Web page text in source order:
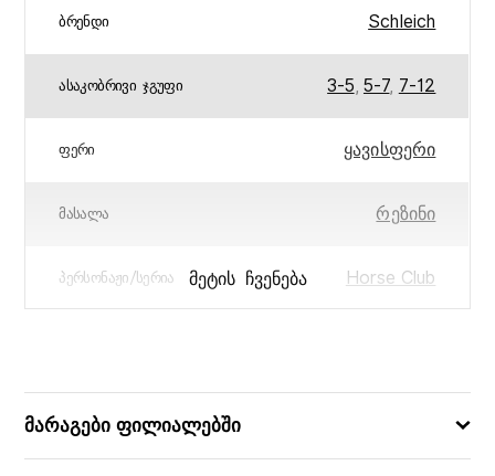
ᲑᲠᲔᲜᲓᲘ Schleich
ᲐᲡᲐᲙᲝᲑᲠᲘᲕᲘ ᲯᲒᲣᲤᲘ 3-5, 5-7, 7-12
ᲤᲔᲠᲘ ყავისფერი
ᲛᲐᲡᲐᲚᲐ რეზინი
ᲞᲔᲠᲡᲝᲜᲐᲟᲘ/ᲡᲔᲠᲘᲐ Horse Club
ᲛᲔᲢᲘᲡ ᲩᲕᲔᲜᲔᲑᲐ
მარაგები ფილიალებში